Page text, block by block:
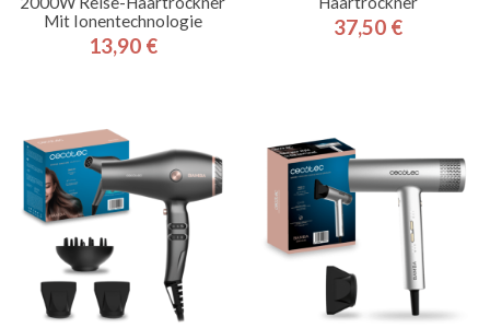
Mit Ionentechnologie
Preis
13,90 € Preis
37,50 €